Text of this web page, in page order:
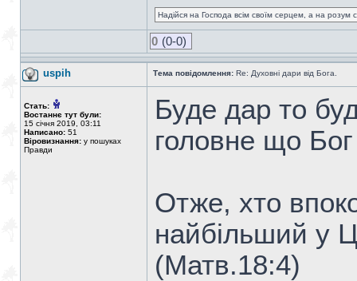
Надійся на Господа всім своїм серцем, а на розум
0 (0-0)
uspih Тема повідомлення: Re: Духовні дари від Бога.
Стать:
Востаннє тут були:
15 січня 2019, 03:11
Написано: 51
Віровизнання: у пошуках
Правди
Буде дар то
головне що
Отже, хто
найбільший у
(Матв.18:4)